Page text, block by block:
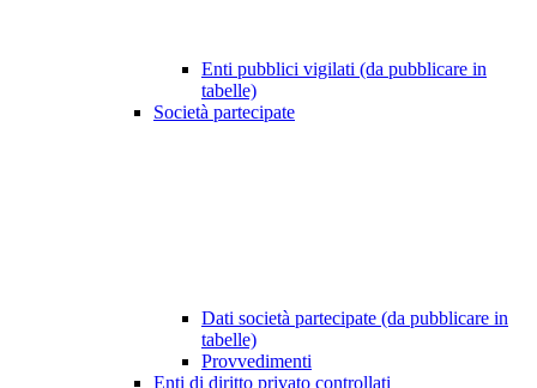
Enti pubblici vigilati (da pubblicare in
tabelle)
Società partecipate
Dati società partecipate (da pubblicare in
tabelle)
Provvedimenti
Enti di diritto privato controllati